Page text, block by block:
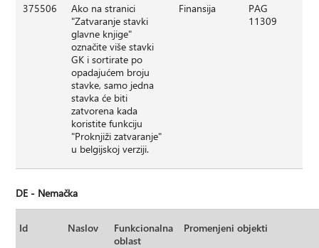
375506
Ako na stranici
"Zatvaranje stavki
glavne knjige"
označite više stavki
GK i sortirate po
opadajućem broju
stavke, samo jedna
stavka će biti
zatvorena kada
koristite funkciju
"Proknjiži zatvaranje"
u belgijskoj verziji.
Finansija
PAG
11309
DE - Nemačka
Id Naslov
Funkcionalna
oblast
Promenjeni objekti